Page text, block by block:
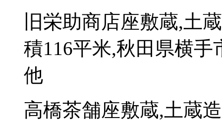
旧栄助商店座敷蔵,土
積116平米,秋田県横手
他
高橋茶舗座敷蔵,土蔵